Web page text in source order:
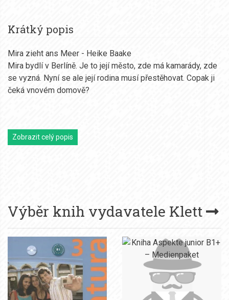
Krátký popis
Mira zieht ans Meer - Heike Baake
Mira bydlí v Berlíně. Je to její město, zde má kamarády, zde
se vyzná. Nyní se ale její rodina musí přestěhovat. Copak ji
čeká vnovém domově?
Zobrazit celý popis
Výběr knih vydavatele Klett